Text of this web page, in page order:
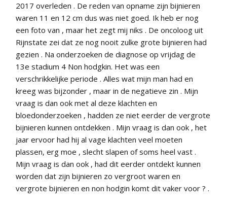
2017 overleden . De reden van opname zijn bijnieren
waren 11 en 12 cm dus was niet goed. Ik heb er nog
een foto van , maar het zegt mij niks . De oncoloog uit
Rijnstate zei dat ze nog nooit zulke grote bijnieren had
gezien . Na onderzoeken de diagnose op vrijdag de
13e stadium 4 Non hodgkin. Het was een
verschrikkelijke periode . Alles wat mijn man had en
kreeg was bijzonder , maar in de negatieve zin . Mijn
vraag is dan ook met al deze klachten en
bloedonderzoeken , hadden ze niet eerder de vergrote
bijnieren kunnen ontdekken . Mijn vraag is dan ook , het
jaar ervoor had hij al vage klachten veel moeten
plassen, erg moe , slecht slapen of soms heel vast .
Mijn vraag is dan ook , had dit eerder ontdekt kunnen
worden dat zijn bijnieren zo vergroot waren en
vergrote bijnieren en non hodgin komt dit vaker voor ? .